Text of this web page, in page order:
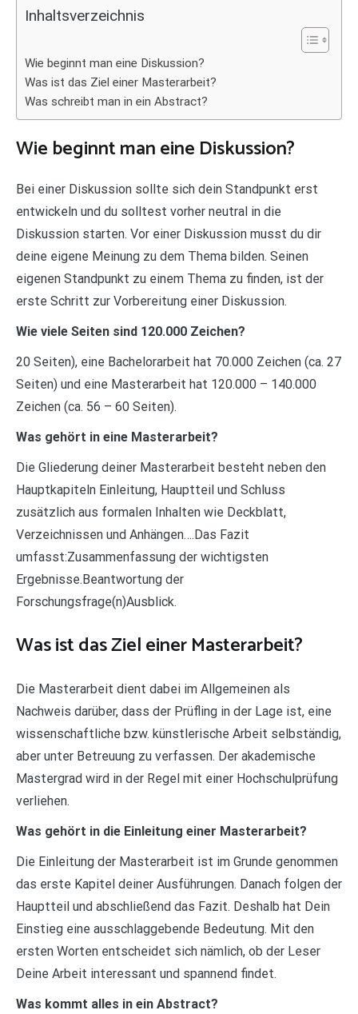
Inhaltsverzeichnis
Wie beginnt man eine Diskussion?
Was ist das Ziel einer Masterarbeit?
Was schreibt man in ein Abstract?
Wie beginnt man eine Diskussion?
Bei einer Diskussion sollte sich dein Standpunkt erst
entwickeln und du solltest vorher neutral in die
Diskussion starten. Vor einer Diskussion musst du dir
deine eigene Meinung zu dem Thema bilden. Seinen
eigenen Standpunkt zu einem Thema zu finden, ist der
erste Schritt zur Vorbereitung einer Diskussion.
Wie viele Seiten sind 120.000 Zeichen?
20 Seiten), eine Bachelorarbeit hat 70.000 Zeichen (ca. 27
Seiten) und eine Masterarbeit hat 120.000 – 140.000
Zeichen (ca. 56 – 60 Seiten).
Was gehört in eine Masterarbeit?
Die Gliederung deiner Masterarbeit besteht neben den
Hauptkapiteln Einleitung, Hauptteil und Schluss
zusätzlich aus formalen Inhalten wie Deckblatt,
Verzeichnissen und Anhängen….Das Fazit
umfasst:Zusammenfassung der wichtigsten
Ergebnisse.Beantwortung der
Forschungsfrage(n)Ausblick.
Was ist das Ziel einer Masterarbeit?
Die Masterarbeit dient dabei im Allgemeinen als
Nachweis darüber, dass der Prüfling in der Lage ist, eine
wissenschaftliche bzw. künstlerische Arbeit selbständig,
aber unter Betreuung zu verfassen. Der akademische
Mastergrad wird in der Regel mit einer Hochschulprüfung
verliehen.
Was gehört in die Einleitung einer Masterarbeit?
Die Einleitung der Masterarbeit ist im Grunde genommen
das erste Kapitel deiner Ausführungen. Danach folgen der
Hauptteil und abschließend das Fazit. Deshalb hat Dein
Einstieg eine ausschlaggebende Bedeutung. Mit den
ersten Worten entscheidet sich nämlich, ob der Leser
Deine Arbeit interessant und spannend findet.
Was kommt alles in ein Abstract?